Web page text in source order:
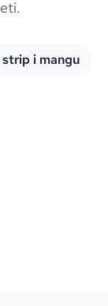
i mangu